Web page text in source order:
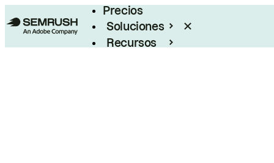
Precios
Soluciones
Recursos